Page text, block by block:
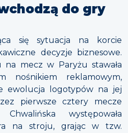
do gry
się sytuacja na korcie
decyzje biznesowe.
mecz w Paryżu stawała
nośnikiem reklamowym,
ewolucja logotypów na jej
pierwsze cztery mecze
występowała
na stroju, grając w tzw.